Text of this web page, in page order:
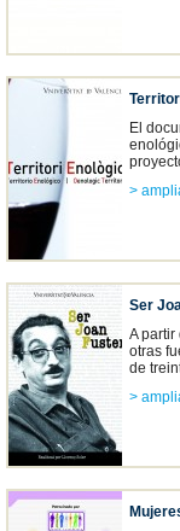
El
>
Ser
A partir
otras
de
>